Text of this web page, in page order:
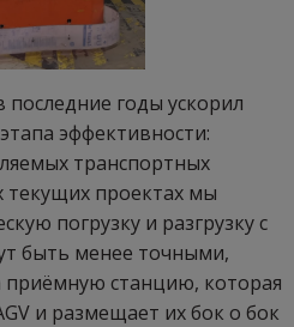
годы ускорил
эффективности:
транспортных
текущих проектах мы
погрузку и разгрузку с
быть менее точными,
приёмную станцию, которая
и размещает их бок о бок